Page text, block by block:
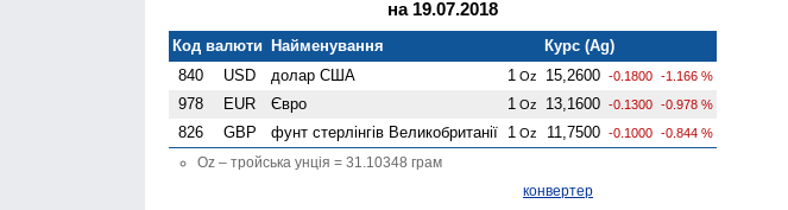
на 19.07.2018
Код валюти Найменування
Курс (Ag)
840
USD долар США 1 Oz 15,2600 -0.1800 -1.166 %
978 EUR Євро 1 Oz 13,1600 -0.1300 -0.978 %
826 GBP фунт стерлінгів Велико­британії 1 Oz 11,7500 -0.1000 -0.844 %
Oz – тройська унція = 31.10348 грам
конвертер